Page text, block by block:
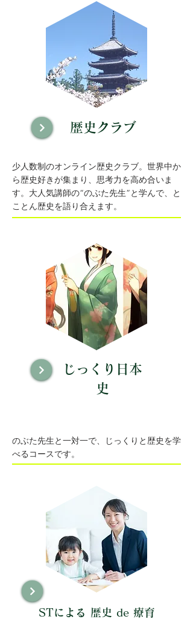
歴史クラブ
少人数制のオンライン歴史クラブ。世界中か
ら歴史好きが集まり、思考力を高め合いま
す。大人気講師の“のぶた先生”と学んで、と
ことん歴史を語り合えます。
STによる 歴史 de 療育
じっくり日本
史
のぶた先生と一対一で、じっくりと歴史を学
べるコースです。